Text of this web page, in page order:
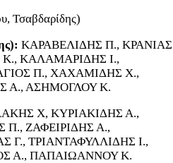
Τσαβδαρίδης)
ΚΑΡΑΒΕΛΙΔΗΣ Π., ΚΡΑΝΙΑΣ
Κ., ΚΑΛΑΜΑΡΙΔΗΣ Ι.,
Π., ΧΑΧΑΜΙΔΗΣ Χ.,
Α., ΑΣΗΜΟΓΛΟΥ Κ.
Χ, ΚΥΡΙΑΚΙΔΗΣ Α.,
ΖΑΦΕΙΡΙΔΗΣ Α.,
ΤΡΙΑΝΤΑΦΥΛΛΙΔΗΣ Ι.,
Α., ΠΑΠΑΙΩΑΝΝΟΥ Κ.